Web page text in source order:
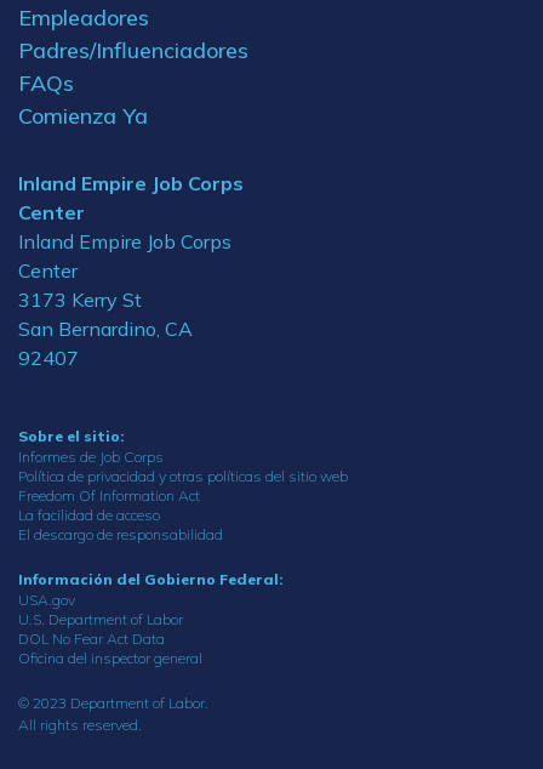
Empleadores
Padres/Influenciadores
FAQs
Comienza Ya
Inland Empire Job Corps
Center
Inland Empire Job Corps
Center
3173 Kerry St
San Bernardino, CA
92407
Sobre el sitio:
Informes de Job Corps
Política de privacidad y otras políticas del sitio web
Freedom Of Information Act
La facilidad de acceso
El descargo de responsabilidad
Información del Gobierno Federal:
USA.gov
U.S. Department of Labor
DOL No Fear Act Data
Oficina del inspector general
© 2023 Department of Labor.
All rights reserved.